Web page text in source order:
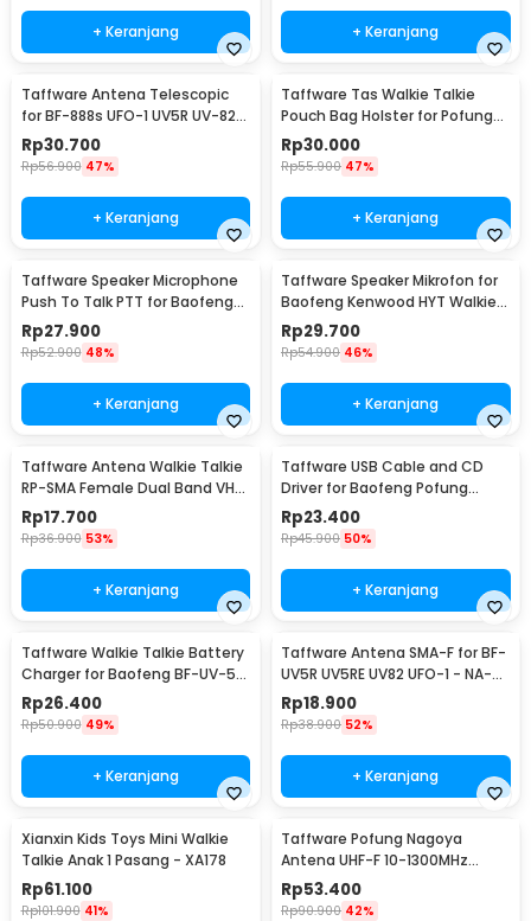
+ Keranjang + Keranjang
Taffware Antena Telescopic
for BF-888s UFO-1 UV5R UV-82
UV-T8
Rp30.700
Rp56.900 47%
+ Keranjang
Taffware Tas Walkie Talkie
Pouch Bag Holster for Pofung
Baofeng - MSC-20B
Rp30.000
Rp55.900 47%
+ Keranjang
Taffware Speaker Microphone
Push To Talk PTT for Baofeng
Walkie Talkie - RS-114
Rp27.900
Rp52.900 48%
+ Keranjang
Taffware Speaker Mikrofon for
Baofeng Kenwood HYT Walkie
Talkie - KMC
Rp29.700
Rp54.900 46%
+ Keranjang
Taffware Antena Walkie Talkie
RP-SMA Female Dual Band VHF
UHF Baofeng - UT-106UV
Rp17.700
Rp36.900 53%
+ Keranjang
Taffware USB Cable and CD
Driver for Baofeng Pofung
Walkie Talkie
Rp23.400
Rp45.900 50%
+ Keranjang
Taffware Walkie Talkie Battery
Charger for Baofeng BF-UV-5R
- CH-5R
Rp26.400
Rp50.900 49%
+ Keranjang
Taffware Antena SMA-F for BF-
UV5R UV5RE UV82 UFO-1 - NA-
773
Rp18.900
Rp38.900 52%
+ Keranjang
Xianxin Kids Toys Mini Walkie
Talkie Anak 1 Pasang - XA178
Rp61.100
Rp101.900 41%
Taffware Pofung Nagoya
Antena UHF-F 10-1300MHz
Ground Radical - RE-02
Rp53.400
Rp90.900 42%